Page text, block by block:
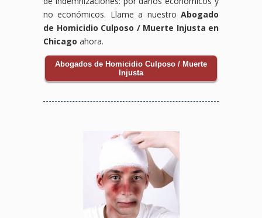
no económicos. Llame a nuestro Abogado
de Homicidio Culposo / Muerte Injusta en
Chicago ahora.
Abogados de Homicidio Culposo / Muerte
Injusta